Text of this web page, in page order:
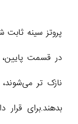
پروتز سینه ثابت
در قسمت پایین،
نازک ‌تر
بدهند.برای قرار